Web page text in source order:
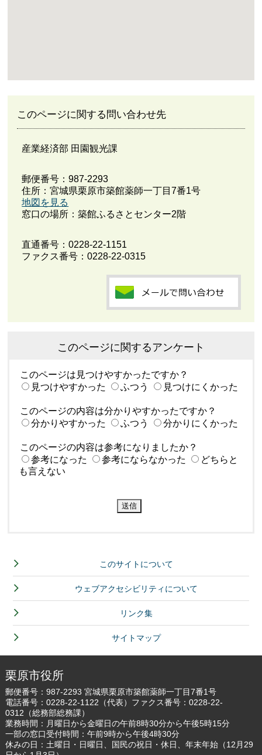
このページに関する問い合わせ先
産業経済部 田園観光課
郵便番号：987-2293
住所：宮城県栗原市築館薬師一丁目7番1号
地図を見る
窓口の場所：築館ふるさとセンター2階
直通番号：0228-22-1151
ファクス番号：0228-22-0315
このページに関するアンケート
このページは見つけやすかったですか？
見つけやすかった
ふつう 見つけにくかった
このページの内容は分かりやすかったですか？
分かりやすかった
ふつう 分かりにくかった
このページの内容は参考になりましたか？
参考になった
参考にならなかった
どちらと
も言えない
このサイトについて
ウェブアクセシビリティについて
リンク集
サイトマップ
栗原市役所
郵便番号：987-2293 宮城県栗原市築館薬師一丁目7番1号
電話番号： 0228-22-1122 （代表）ファクス番号：0228-22-
0312（総務部総務課）
業務時間：月曜日から金曜日の午前8時30分から午後5時15分
一部の窓口受付時間：午前9時から午後4時30分
休みの日：土曜日・日曜日、国民の祝日・休日、年末年始（12月29